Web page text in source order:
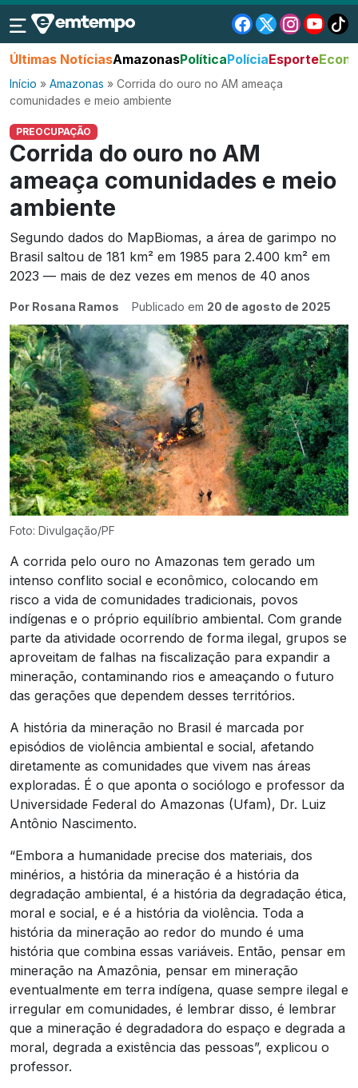
Últimas NotíciasAmazonasPolíticaPolíciaEsporte
Início » Amazonas » Corrida do ouro no AM ameaça
comunidades e meio ambiente
PREOCUPAÇÃO
Corrida do ouro no AM
ameaça comunidades e meio
ambiente
Segundo dados do MapBiomas, a área de garimpo no
Brasil saltou de 181 km² em 1985 para 2.400 km² em
2023 — mais de dez vezes em menos de 40 anos
Por Rosana Ramos Publicado em 20 de agosto de 2025
Foto: Divulgação/PF
A corrida pelo ouro no Amazonas tem gerado um
intenso conflito social e econômico, colocando em
risco a vida de comunidades tradicionais, povos
indígenas e o próprio equilíbrio ambiental. Com grande
parte da atividade ocorrendo de forma ilegal, grupos se
aproveitam de falhas na fiscalização para expandir a
mineração, contaminando rios e ameaçando o futuro
das gerações que dependem desses territórios.
A história da mineração no Brasil é marcada por
episódios de violência ambiental e social, afetando
diretamente as comunidades que vivem nas áreas
exploradas. É o que aponta o sociólogo e professor da
Universidade Federal do Amazonas (Ufam), Dr. Luiz
Antônio Nascimento.
“Embora a humanidade precise dos materiais, dos
minérios, a história da mineração é a história da
degradação ambiental, é a história da degradação ética,
moral e social, e é a história da violência. Toda a
história da mineração ao redor do mundo é uma
história que combina essas variáveis. Então, pensar em
mineração na Amazônia, pensar em mineração
eventualmente em terra indígena, quase sempre ilegal e
irregular em comunidades, é lembrar disso, é lembrar
que a mineração é degradadora do espaço e degrada a
moral, degrada a existência das pessoas”, explicou o
professor.